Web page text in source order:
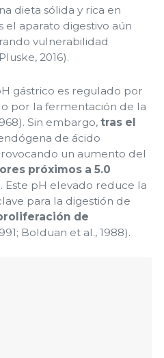
dieta sólida y rica en
aparato digestivo aún
vulnerabilidad
2016).
gástrico es regulado por
por la fermentación de la
Sin embargo, tras el
de ácido
un aumento del
próximos a 5.0
Este pH elevado reduce la
para la digestión de
de
Bolduan et al., 1988).